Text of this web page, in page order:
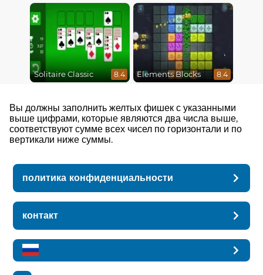
Solitaire Classic 8.4 Elements Blocks 8.4
Вы должны заполнить желтых фишек с указанными
выше цифрами, которые являются два числа выше,
соответствуют сумме всех чисел по горизонтали и по
вертикали ниже суммы.
политика конфиденциальности
контакт